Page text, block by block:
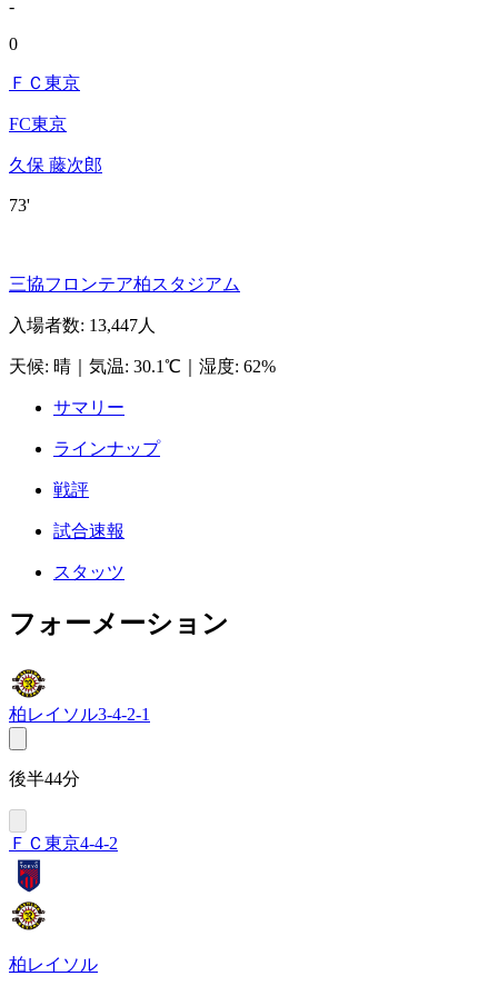
-
0
ＦＣ東京
FC東京
久保 藤次郎
73'
三協フロンテア柏スタジアム
入場者数: 13,447人
天候: 晴 気温: 30.1℃ 湿度: 62%
サマリー
ラインナップ
戦評
試合速報
スタッツ
フォーメーション
柏レイソル3-4-2-1
後半44分
ＦＣ東京4-4-2
柏レイソル